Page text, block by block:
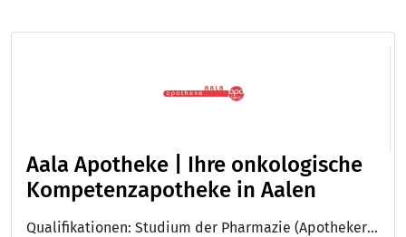
Aala Apotheke | Ihre onkologische
Kompetenzapotheke in Aalen
Qualifikationen: Studium der Pharmazie (Apotheker:in), Offizin-Pharmazie, Homöopathie und Naturheilkunde, Geriatrische Pharmazie, ATHINA-Schulung, Akkreditierung als Akademische Ausbildungsapotheke, Erlaubnis zum Versand von apothekenpflichtigen Arzneimitteln, Zulassung als Weiterbildungsstätte im Fachgebiet Allgemeinpharmazie, Fortbildung "Interaktionen in der Onkologie"